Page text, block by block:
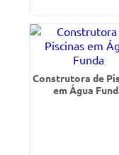
Construtora de
em Água